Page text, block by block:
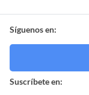
Síguenos en:
Suscríbete en: